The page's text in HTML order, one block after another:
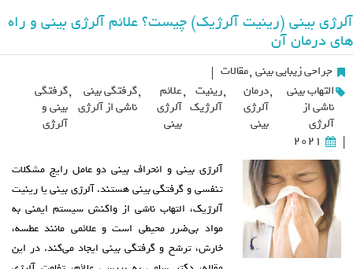
آلرژی بینی (رینیت آلرژیک) چیست؟ علائم آلرژی بینی و راه
های درمان آن
جراحی زیبایی بینی ,مقالات |
التهاب بینی
ناشی از
آلرژی
,درمان
آلرژی
بینی
,رینیت
آلرژیک
,علائم
آلرژی
بینی
,گرفتگی بینی
ناشی از آلرژی
,گرفتگی
بینی و
آلرژی
|
2021
آلرژی بینی و انحراف بینی دو عامل رایج مشکلات
تنفسی و گرفتگی بینی هستند. آلرژی بینی یا رینیت
آلرژیک، التهاب ناشی از واکنش سیستم ایمنی به
مواد بی‌ضرر محیطی است و علائمی مانند عطسه،
خارش، ترشح و گرفتگی بینی ایجاد می‌کند. در این